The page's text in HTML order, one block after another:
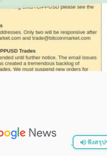
ฟังสรุป